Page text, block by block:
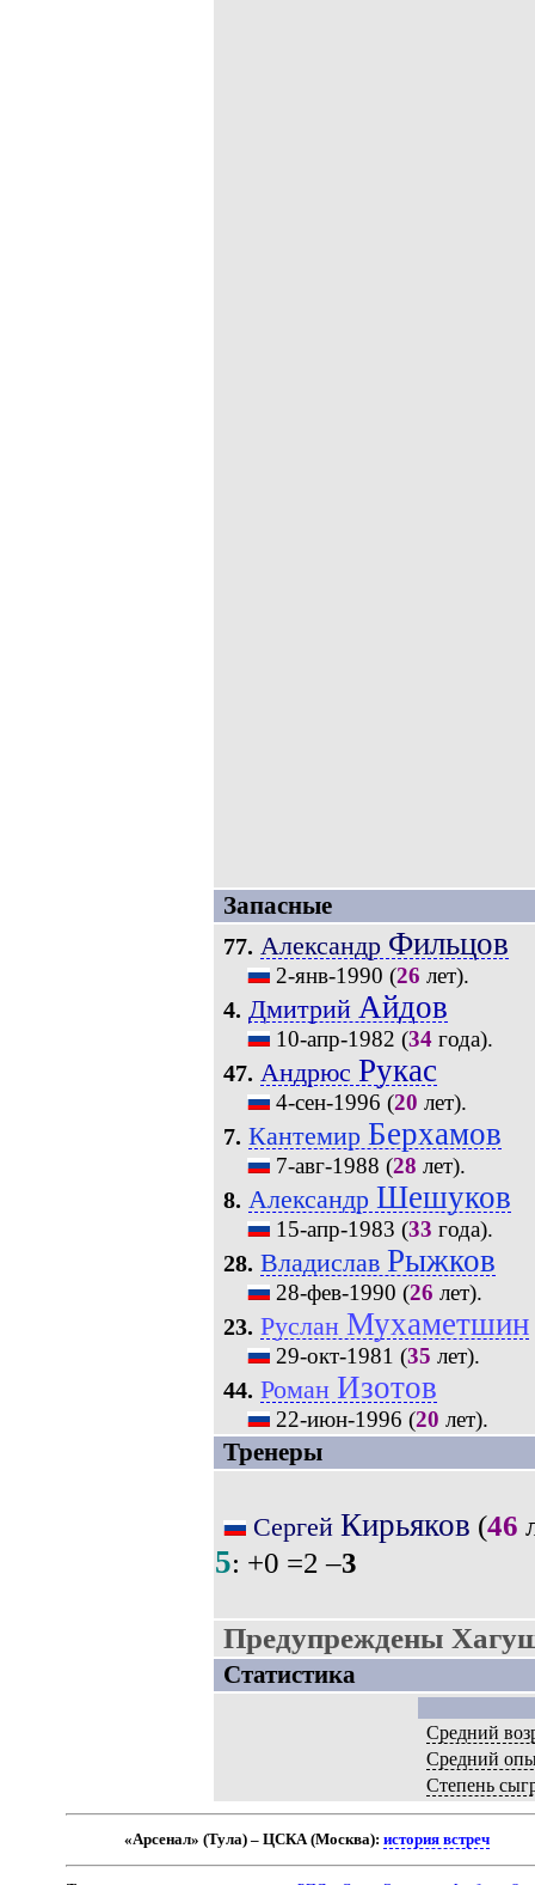
Запасные
77. Александр Фильцов
2-янв-1990 (26 лет).
4. Дмитрий Айдов
10-апр-1982 (34года).
47. Андрюс Рукас
4-сен-1996 (20 лет).
7. Кантемир Берхамов
7-авг-1988 (28 лет).
8. Александр Шешуков
15-апр-1983 (33 года).
28. Владислав Рыжков
28-фев-1990 (26 лет).
23. Руслан Мухаметшин
29-окт-1981 (35 лет).
44. Роман Изотов
22-июн-1996 (20 лет).
Тренеры
Сергей Кирьяков (46
5: +0 =2 –3
Предупреждены
Статистика
Средний
Средний
Степень
«Арсенал» (Тула) – ЦСКА (Москва):история встреч